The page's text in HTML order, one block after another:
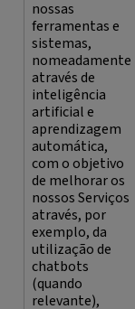
nossas
ferramentas e
sistemas,
nomeadamente
através de
inteligência
artificial e
aprendizagem
automática,
com o objetivo
de melhorar os
nossos Serviços
através, por
exemplo, da
utilização de
chatbots
(quando
relevante),